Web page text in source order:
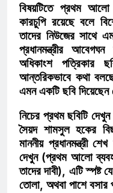
বিষয়টিতে প্রথম আলো
কারচুপি রয়েছে বলে
তাদের নিউজের সাথে
প্রধানমন্ত্রীর
অধিকাংশ পত্রিকার
আন্তরিকভাবে কথা
এমন একটি ছবি দিয়েছেন
নিচের প্রথম ছবিটি
সৈয়দ শামসুল হকের
মাননীয় প্রধানমন্ত্রী
দেখুন (প্রথম আলো
তাদের দাবী), এটি স্পষ্ট
তোলা, অথবা পাশে বসার